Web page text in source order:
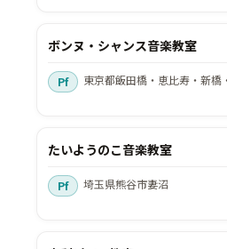
ボンヌ・シャンス音楽教室
東京都飯田橋・恵比寿・新橋
たいようのこ音楽教室
埼玉県熊谷市妻沼